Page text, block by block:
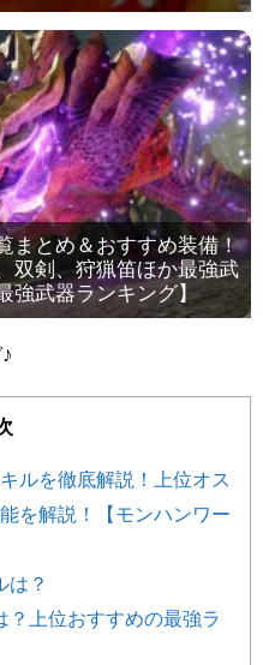
まとめ＆おすすめ装備！
双剣、狩猟笛ほか最強武
強武器ランキング】
ルを徹底解説！上位オス
を解説！【モンハンワー
は？
？上位おすすめの最強ラ